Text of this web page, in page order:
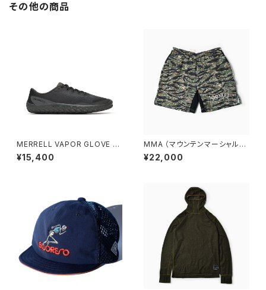
その他の商品
MERRELL VAPOR GLOVE 7
ベイパー グローブ 7［メンズ］
ブラック
¥15,400
MMA （マウンテンマーシャルア
ーツ） 100MPJ Racing Trail
Run Shorts
¥22,000